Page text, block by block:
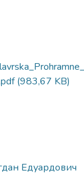
(983,67 KB)
Едуардович